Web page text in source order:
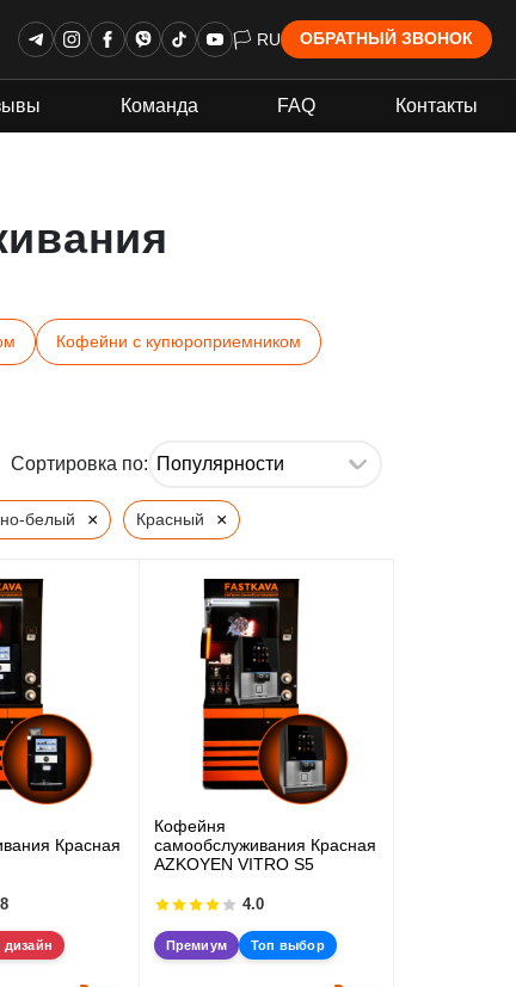
🏳 RU ОБРАТНЫЙ ЗВОНОК
Команда FAQ Контакты
Кофейни с купюроприемником
Сортировка по:
белый × Красный ×
Красная
Кофейня
самообслуживания Красная
AZKOYEN VITRO S5
4.0
Премиум Топ выбор